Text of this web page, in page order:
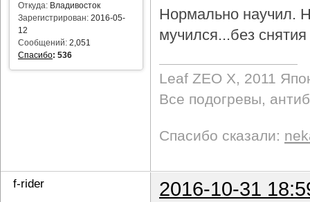
Откуда: Владивосток
Зарегистрирован: 2016-05-
12
Сообщений: 2,051
Спасибо: 536
Нормально научил.
мучился...без снятия
Leaf ZEO Х, 2011
Все подогревы,
Спасибо сказали:
f-rider 2016-10-31